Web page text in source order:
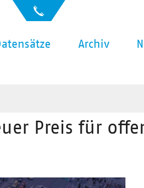
Archiv
Preis für